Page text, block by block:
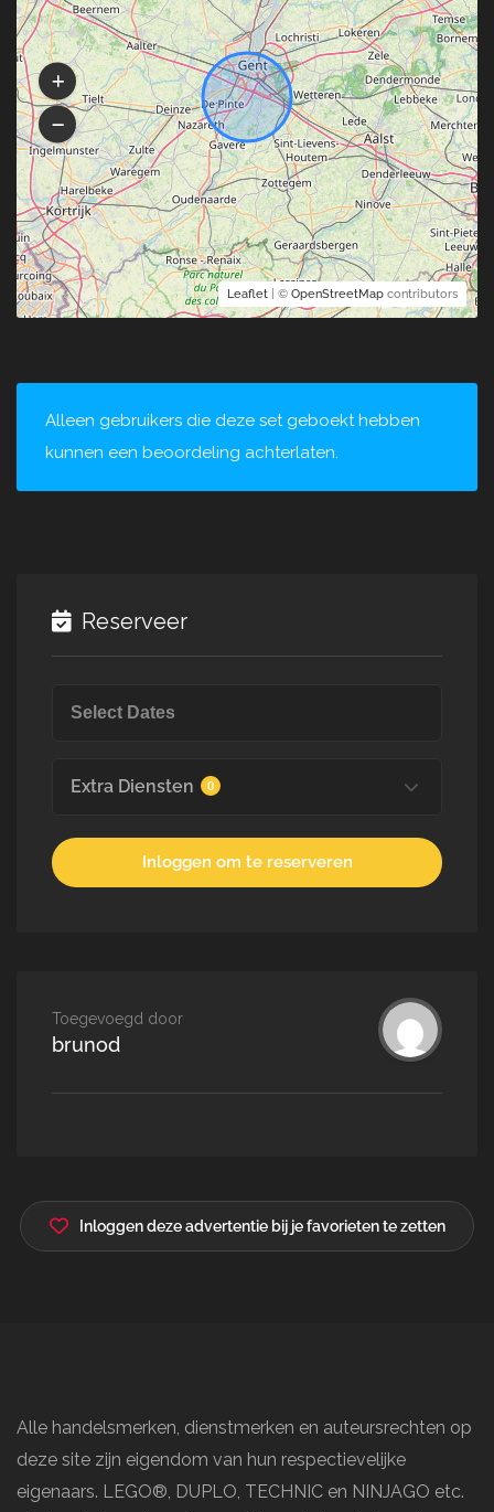
Leaflet | © OpenStreetMap contributors
Alleen gebruikers die deze set geboekt hebben
kunnen een beoordeling achterlaten.
Reserveer
Extra Diensten 0
Inloggen om te reserveren
Toegevoegd door
brunod
Inloggen deze advertentie bij je favorieten te zetten
Alle handelsmerken, dienstmerken en auteursrechten op
deze site zijn eigendom van hun respectievelijke
eigenaars. LEGO®, DUPLO, TECHNIC en NINJAGO etc.